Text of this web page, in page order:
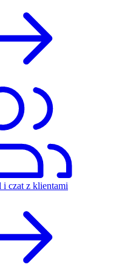
i czat z klientami